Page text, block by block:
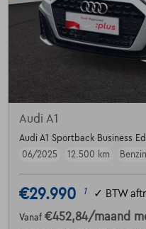
Audi A1
Audi A1 Sportback Business
06/2025
12.500 km
€29.990 1 ✓ BTW
Vanaf €452,84/maand